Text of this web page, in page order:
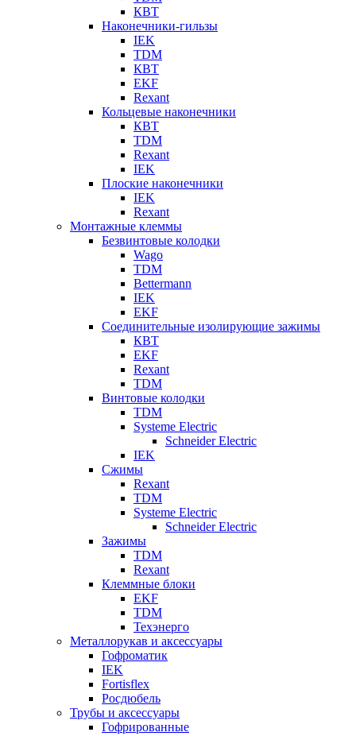
КВТ
Наконечники-гильзы
IEK
TDM
КВТ
EKF
Rexant
Кольцевые наконечники
КВТ
TDM
Rexant
IEK
Плоские наконечники
IEK
Rexant
Монтажные клеммы
Безвинтовые колодки
Wago
TDM
Bettermann
IEK
EKF
Соединительные изолирующие зажимы
КВТ
EKF
Rexant
TDM
Винтовые колодки
TDM
Systeme Electric
Schneider Electric
IEK
Сжимы
Rexant
TDM
Systeme Electric
Schneider Electric
Зажимы
TDM
Rexant
Клеммные блоки
EKF
TDM
Техэнерго
Металлорукав и аксессуары
Гофроматик
IEK
Fortisflex
Росдюбель
Трубы и аксессуары
Гофрированные